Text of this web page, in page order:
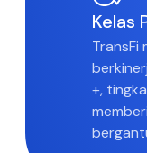
Kelas
TransFi
+,